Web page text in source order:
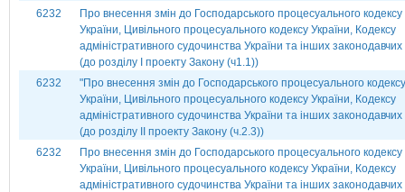
6232
Про внесення змін до Господарського процесуального кодексу
України, Цивільного процесуального кодексу України, Кодексу
адміністративного судочинства України та інших законодавчих
(до розділу І проекту Закону (ч1.1))
6232
"Про внесення змін до Господарського процесуального кодексу
України, Цивільного процесуального кодексу України, Кодексу
адміністративного судочинства України та інших законодавчих
(до розділу ІІ проекту Закону (ч.2.3))
6232
Про внесення змін до Господарського процесуального кодексу
України, Цивільного процесуального кодексу України, Кодексу
адміністративного судочинства України та інших законодавчих